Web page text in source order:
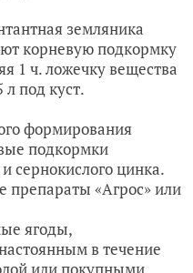
земляника
корневую подкормку
1 ч. ложечку вещества
под куст.
формирования
подкормки
сернокислого цинка.
препараты «Агрос» или
ягоды,
в течение